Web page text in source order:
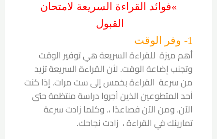
»فوائد القراءة السريعة لامتحان
القبول
1- وفر الوقت
أهم ميزة للقراءة السريعة هي توفير الوقت
وتجنب إضاعة الوقت. لأن القراءة السريعة تزيد
من سرعة القراءة بخمس إلى ست مرات. إذا كنت
أحد المتطوعين الذين أجروا دراسة منتظمة حتى
الآن. ومن الآن فصاعدًا ،. وكلما زادت سرعة
تمارينك في القراءة ، زادت نجاحك.